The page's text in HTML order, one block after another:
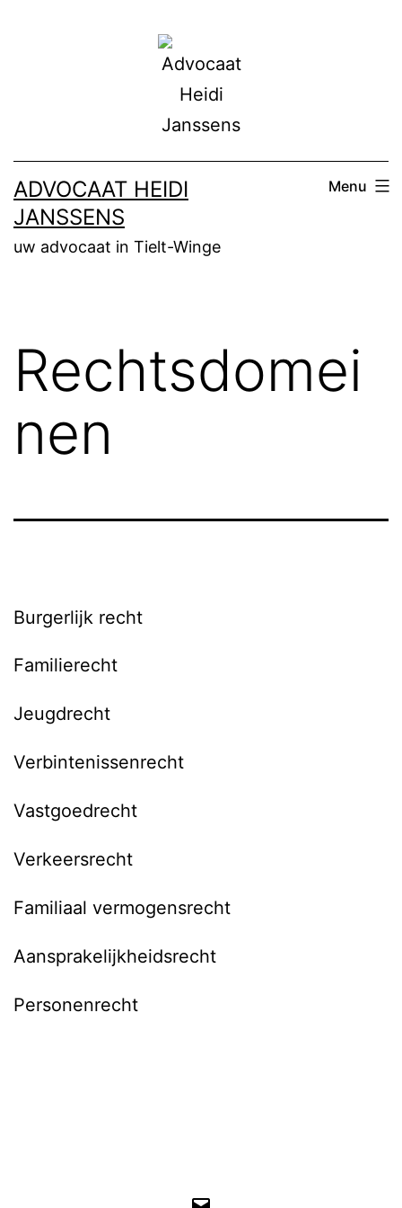
ADVOCAAT HEIDI
JANSSENS
uw advocaat in Tielt-Winge
Menu
Rechtsdomei
nen
Burgerlijk recht
Familierecht
Jeugdrecht
Verbintenissenrecht
Vastgoedrecht
Verkeersrecht
Familiaal vermogensrecht
Aansprakelijkheidsrecht
Personenrecht